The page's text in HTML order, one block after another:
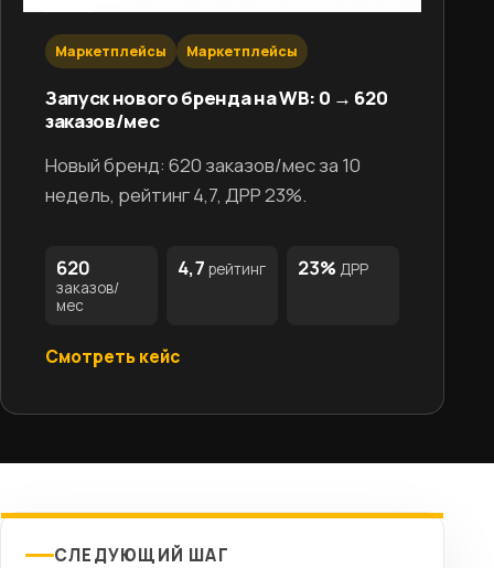
Маркетплейсы Маркетплейсы
Запуск нового бренда на WB: 0 → 620
заказов/мес
Новый бренд: 620 заказов/мес за 10
недель, рейтинг 4,7, ДРР 23%.
620
заказов/
мес
4,7 рейтинг 23% ДРР
Смотреть кейс
СЛЕДУЮЩИЙ ШАГ